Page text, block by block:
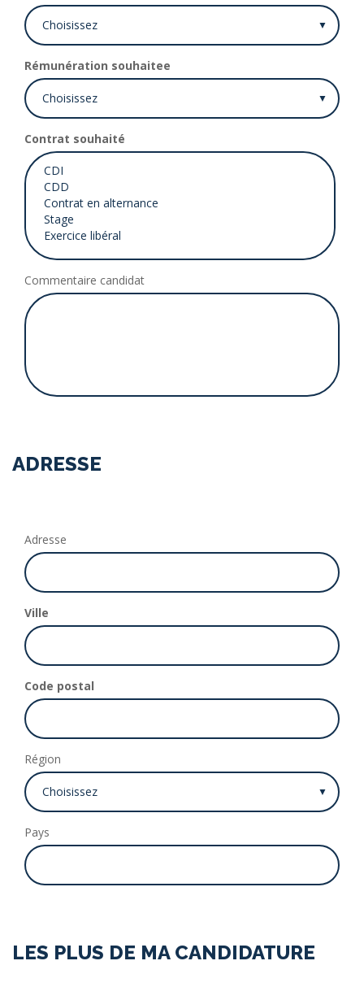
Rémunération souhaitee
Contrat souhaité
Commentaire candidat
ADRESSE
Adresse
Ville
Code postal
Région
Pays
LES PLUS DE MA CANDIDATURE